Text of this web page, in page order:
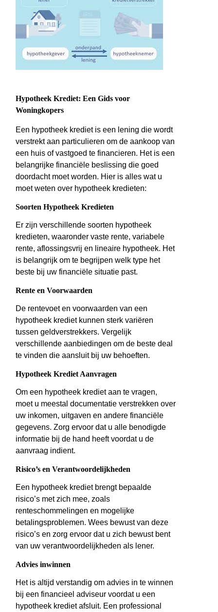
Hypotheek Krediet: Een Gids voor
Woningkopers
Een hypotheek krediet is een lening die wordt
verstrekt aan particulieren om de aankoop van
een huis of vastgoed te financieren. Het is een
belangrijke financiële beslissing die goed
doordacht moet worden. Hier is alles wat u
moet weten over hypotheek kredieten:
Soorten Hypotheek Kredieten
Er zijn verschillende soorten hypotheek
kredieten, waaronder vaste rente, variabele
rente, aflossingsvrij en lineaire hypotheek. Het
is belangrijk om te begrijpen welk type het
beste bij uw financiële situatie past.
Rente en Voorwaarden
De rentevoet en voorwaarden van een
hypotheek krediet kunnen sterk variëren
tussen geldverstrekkers. Vergelijk
verschillende aanbiedingen om de beste deal
te vinden die aansluit bij uw behoeften.
Hypotheek Krediet Aanvragen
Om een hypotheek krediet aan te vragen,
moet u meestal documentatie verstrekken over
uw inkomen, uitgaven en andere financiële
gegevens. Zorg ervoor dat u alle benodigde
informatie bij de hand heeft voordat u de
aanvraag indient.
Risico’s en Verantwoordelijkheden
Een hypotheek krediet brengt bepaalde
risico’s met zich mee, zoals
renteschommelingen en mogelijke
betalingsproblemen. Wees bewust van deze
risico’s en zorg ervoor dat u zich bewust bent
van uw verantwoordelijkheden als lener.
Advies inwinnen
Het is altijd verstandig om advies in te winnen
bij een financieel adviseur voordat u een
hypotheek krediet afsluit. Een professional